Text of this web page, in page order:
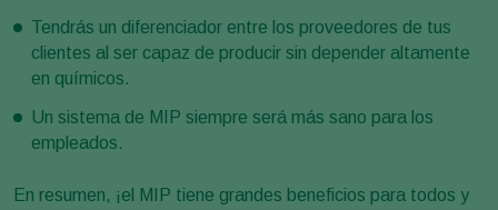
Tendrás un diferenciador entre los proveedores de tus
clientes al ser capaz de producir sin depender altamente
en químicos.
Un sistema de MIP siempre será más sano para los
empleados.
En resumen, ¡el MIP tiene grandes beneficios para todos y